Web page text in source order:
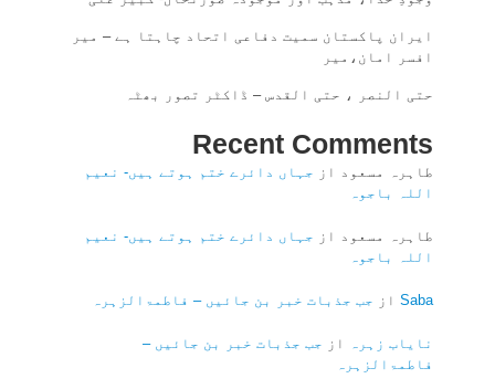
ایران پاکستان سمیت دفاعی اتحاد چاہتا ہے – میر
افسر امان،میر
حتی النصر ، حتی القدس – ڈاکٹر تصور بھٹہ
Recent Comments
طاہرہ مسعود از جہاں دائرے ختم ہوتے ہیں- نعیم
اللہ باجوہ
طاہرہ مسعود از جہاں دائرے ختم ہوتے ہیں- نعیم
اللہ باجوہ
Saba از جب جذبات خبر بن جائیں – فاطمۃالزہرہ
نایاب زہرہ از جب جذبات خبر بن جائیں –
فاطمۃالزہرہ